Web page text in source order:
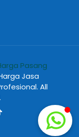
Pasang
Jasa
All